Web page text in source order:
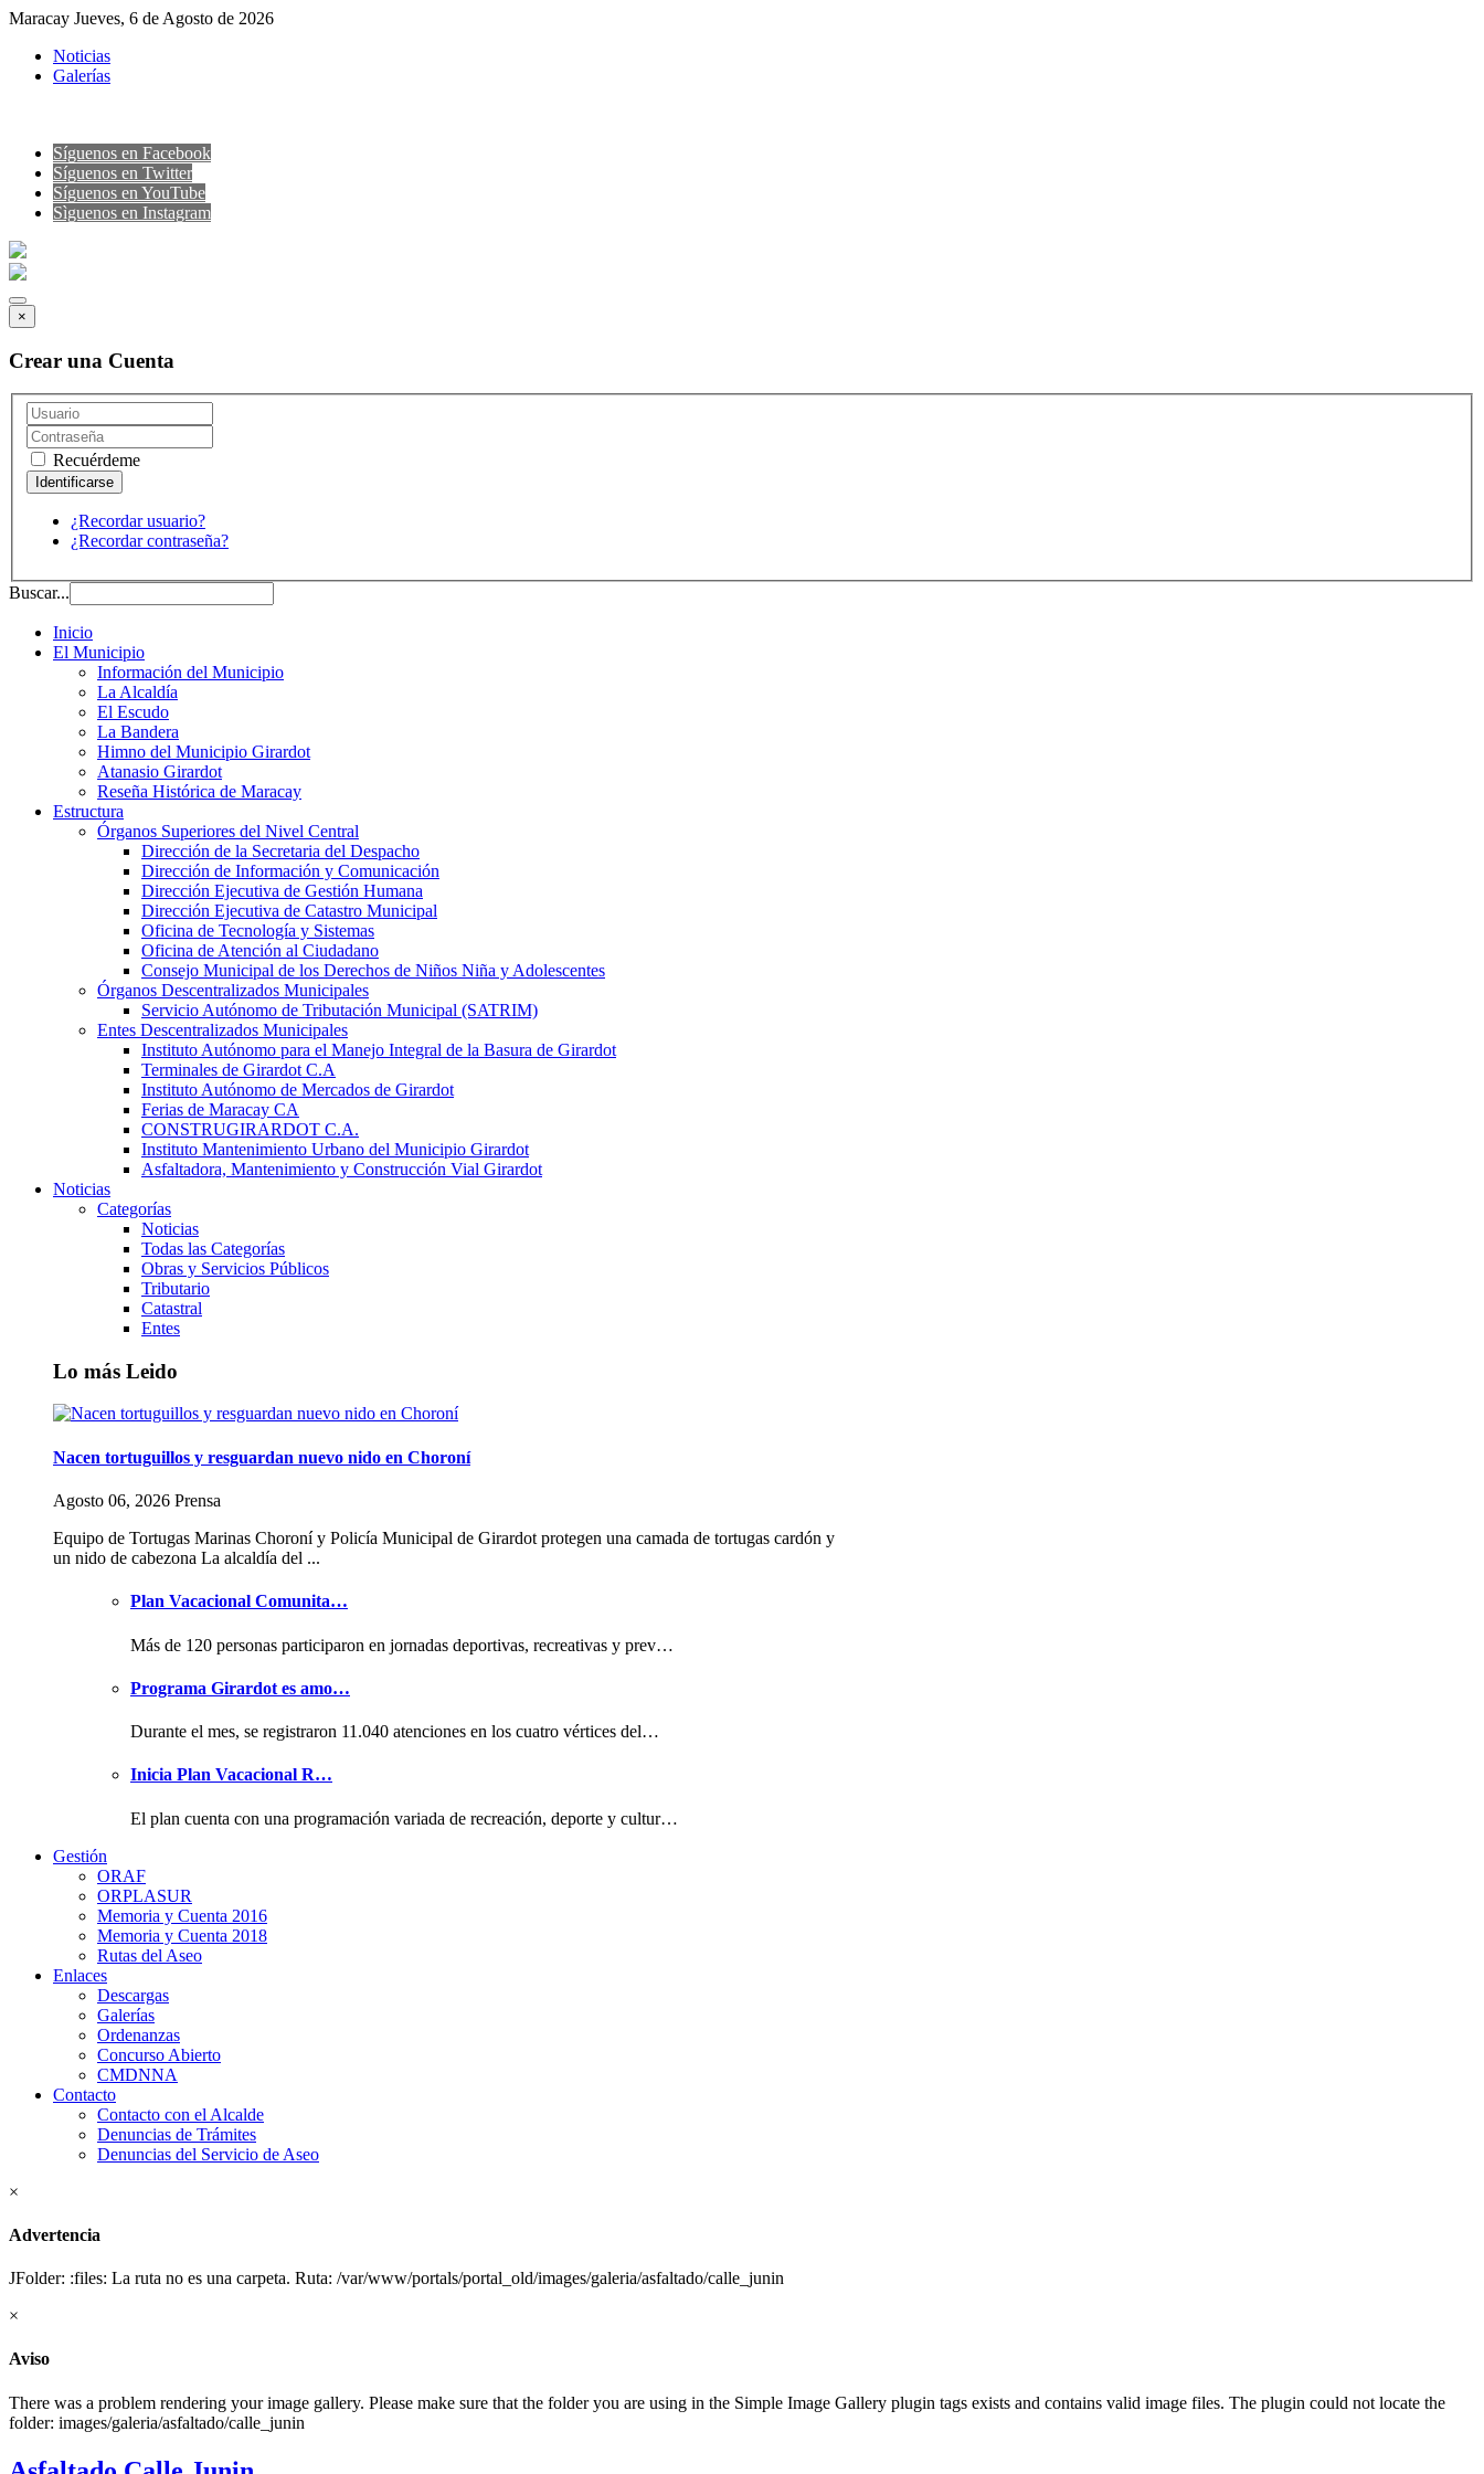
Maracay Jueves, 6 de Agosto de 2026
Noticias
Galerías
Síguenos en Facebook
Síguenos en Twitter
Síguenos en YouTube
Sìguenos en Instagram
×
Crear una Cuenta
Recuérdeme
¿Recordar usuario?
¿Recordar contraseña?
Buscar...
Inicio
El Municipio
Información del Municipio
La Alcaldía
El Escudo
La Bandera
Himno del Municipio Girardot
Atanasio Girardot
Reseña Histórica de Maracay
Estructura
Órganos Superiores del Nivel Central
Dirección de la Secretaria del Despacho
Dirección de Información y Comunicación
Dirección Ejecutiva de Gestión Humana
Dirección Ejecutiva de Catastro Municipal
Oficina de Tecnología y Sistemas
Oficina de Atención al Ciudadano
Consejo Municipal de los Derechos de Niños Niña y Adolescentes
Órganos Descentralizados Municipales
Servicio Autónomo de Tributación Municipal (SATRIM)
Entes Descentralizados Municipales
Instituto Autónomo para el Manejo Integral de la Basura de Girardot
Terminales de Girardot C.A
Instituto Autónomo de Mercados de Girardot
Ferias de Maracay CA
CONSTRUGIRARDOT C.A.
Instituto Mantenimiento Urbano del Municipio Girardot
Asfaltadora, Mantenimiento y Construcción Vial Girardot
Noticias
Categorías
Noticias
Todas las Categorías
Obras y Servicios Públicos
Tributario
Catastral
Entes
Lo más Leido
Nacen tortuguillos y resguardan nuevo nido en Choroní
Agosto 06, 2026 Prensa
Equipo de Tortugas Marinas Choroní y Policía Municipal de Girardot protegen una camada de tortugas cardón y
un nido de cabezona La alcaldía del ...
Plan Vacacional Comunita…
Más de 120 personas participaron en jornadas deportivas, recreativas y prev…
Programa Girardot es amo…
Durante el mes, se registraron 11.040 atenciones en los cuatro vértices del…
Inicia Plan Vacacional R…
El plan cuenta con una programación variada de recreación, deporte y cultur…
Gestión
ORAF
ORPLASUR
Memoria y Cuenta 2016
Memoria y Cuenta 2018
Rutas del Aseo
Enlaces
Descargas
Galerías
Ordenanzas
Concurso Abierto
CMDNNA
Contacto
Contacto con el Alcalde
Denuncias de Trámites
Denuncias del Servicio de Aseo
×
Advertencia
JFolder: :files: La ruta no es una carpeta. Ruta: /var/www/portals/portal_old/images/galeria/asfaltado/calle_junin
×
Aviso
There was a problem rendering your image gallery. Please make sure that the folder you are using in the Simple Image Gallery plugin tags exists and contains valid image files. The plugin could not locate the
folder: images/galeria/asfaltado/calle_junin